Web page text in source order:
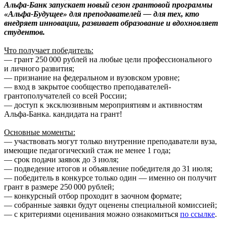
Альфа-Банк запускает новый сезон грантовой программы
«Альфа-Будущее» для преподавателей — для тех, кто
внедряет инновации, развивает образование и вдохновляет
студентов.
Что получает победитель:
— грант 250 000 рублей на любые цели профессионального
и личного развития;
— признание на федеральном и вузовском уровне;
— вход в закрытое сообщество преподавателей-
грантополучателей со всей России;
— доступ к эксклюзивным мероприятиям и активностям
Альфа-Банка. кандидата на грант!
Основные моменты:
— участвовать могут только внутренние преподаватели вуза,
имеющие педагогический стаж не менее 1 года;
— срок подачи заявок до 3 июля;
— подведение итогов и объявление победителя до 31 июля;
— победитель в конкурсе только один — именно он получит
грант в размере 250 000 рублей;
— конкурсный отбор проходит в заочном формате;
— собранные заявки будут оценены специальной комиссией;
— с критериями оценивания можно ознакомиться по ссылке.